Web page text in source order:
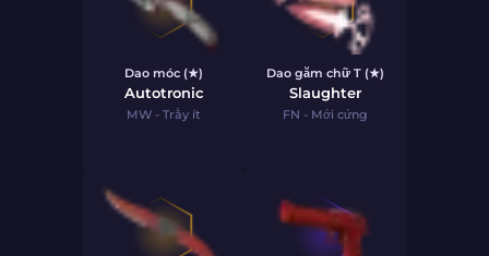
Dao móc (★)
Autotronic
MW - Trầy ít
Dao găm chữ T (★)
Slaughter
FN - Mới cứng